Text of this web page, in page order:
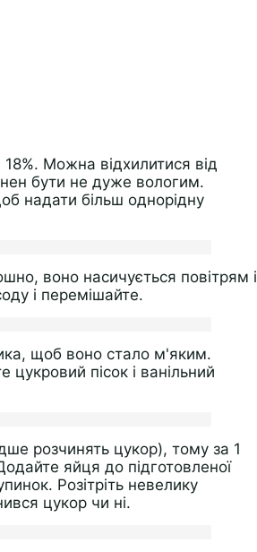
Можна відхилитися від
бути не дуже вологим.
надати більш однорідну
воно насичується повітрям і
і перемішайте.
щоб воно стало м'яким.
пісок і ванільний
розчинять цукор), тому за 1
яйця до підготовленої
Розітріть невелику
цукор чи ні.